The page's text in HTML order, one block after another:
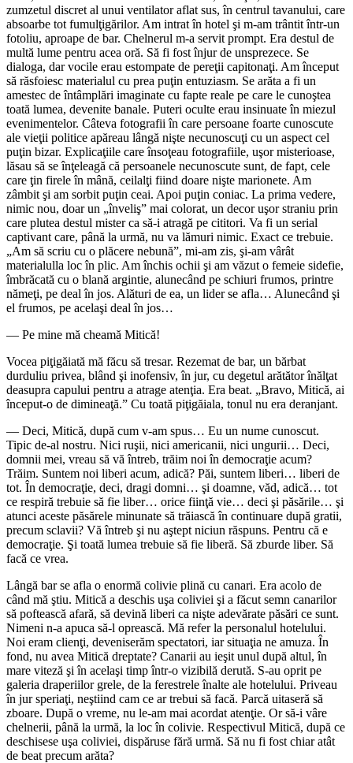
zum­zetul discret al unui ventilator aflat sus, în centrul tavanului, care
absoarbe tot fumulţigărilor. Am intrat în hotel şi m-am trântit într-un
fotoliu, aproape de bar. Chelnerul m-a servit prompt. Era destul de
multă lume pentru acea oră. Să fi fost înjur de unsprezece. Se
dialoga, dar vocile erau estompate de pereţii capitonaţi. Am început
să răsfoiesc materialul cu prea puţin entuziasm. Se arăta a fi un
amestec de întâmplări imaginate cu fapte reale pe care le cunoştea
toată lumea, devenite banale. Puteri oculte erau insinuate în miezul
evenimentelor. Câteva fotografii în care persoane foarte cunoscute
ale vieţii politice apăreau lângă nişte necunoscuţi cu un aspect cel
puţin bizar. Explicaţiile care însoţeau fotograf­iile, uşor misterioase,
lăsau să se înţeleagă că persoanele necunoscute sunt, de fapt, cele
care ţin firele în mână, ceilalţi fiind doare nişte marionete. Am
zâmbit şi am sorbit puţin ceai. Apoi puţin coniac. La prima vedere,
nimic nou, doar un „înveliş” mai colorat, un decor uşor straniu prin
care plutea destul mister ca să-i atragă pe cititori. Va fi un serial
captivant care, până la urmă, nu va lămuri nimic. Exact ce trebuie.
„Am să scriu cu o plăcere nebună”, mi-am zis, şi-am vârât
materialulla loc în plic. Am închis ochii şi am văzut o femeie sidefie,
îmbrăcată cu o blană argintie, alunecând pe schiuri frumos, printre
nămeţi, pe deal în jos. Alături de ea, un lider se afla… Alunecând şi
el frumos, pe acelaşi deal în jos…
— Pe mine mă cheamă Mitică!
Vocea piţigăiată mă făcu să tresar. Rezemat de bar, un bărbat
durduliu privea, blând şi inofensiv, în jur, cu degetul arătător înălţat
deasupra capului pentru a atrage atenţia. Era beat. „Bravo, Mitică, ai
început-o de dimineaţă.” Cu toată piţigăiala, tonul nu era deranjant.
— Deci, Mitică, după cum v-am spus… Eu un nume cunoscut.
Tipic de-al nostru. Nici ruşii, nici americanii, nici ungurii… Deci,
domnii mei, vreau să vă întreb, trăim noi în democraţie acum?
Trăim. Suntem noi liberi acum, adică? Păi, suntem liberi… liberi de
tot. În democraţie, deci, dragi domni… şi doamne, văd, adică… tot
ce respiră trebuie să fie liber… orice fiinţă vie… deci şi păsările… şi
atunci aceste păsărele minunate să trăiască în continuare după gratii,
precum sclavii? Vă întreb şi nu aştept niciun răspuns. Pentru că e
democraţie. Şi toată lumea trebuie să fie liberă. Să zburde liber. Să
facă ce vrea.
Lângă bar se afla o enormă colivie plină cu canari. Era acolo de
când mă ştiu. Mitică a deschis uşa coliviei şi a făcut semn canarilor
să poftească afară, să devină liberi ca nişte adevărate păsări ce sunt.
Nimeni n-a apuca să-l oprească. Mă refer la personalul hotelului.
Noi eram clienţi, deveniserăm spectatori, iar situaţia ne amuza. În
fond, nu avea Mitică dreptate? Canarii au ieşit unul după altul, în
mare viteză şi în acelaşi timp într-o vizibilă derută. S-au oprit pe
galeria draperiilor grele, de la ferestrele înalte ale hotelului. Priveau
în jur speriaţi, neştiind cam ce ar trebui să facă. Parcă uitaseră să
zboare. După o vreme, nu le-am mai acordat atenţie. Or să-i vâre
chelnerii, până la urmă, la loc în colivie. Respec­tivul Mitică, după ce
deschisese uşa coliviei, dispăruse fără urmă. Să nu fi fost chiar atât
de beat precum arăta?